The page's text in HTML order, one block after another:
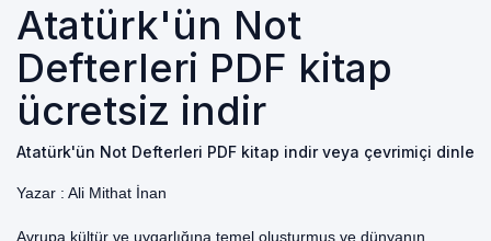
Atatürk'ün Not
Defterleri PDF kitap
ücretsiz indir
Atatürk'ün Not Defterleri PDF kitap indir veya çevrimiçi dinle
Yazar : Ali Mithat İnan
Avrupa kültür ve uygarlığına temel oluşturmuş ve dünyanın